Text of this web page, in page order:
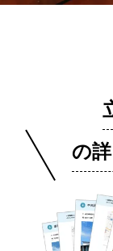
の